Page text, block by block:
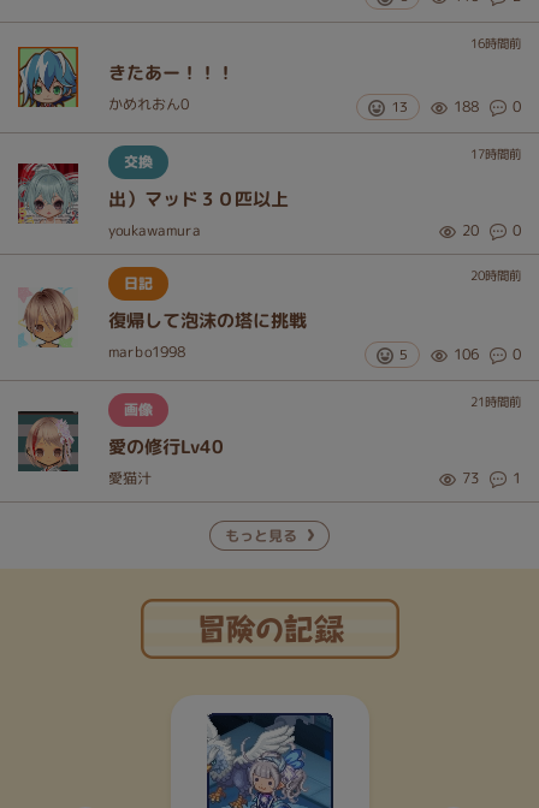
16時間前
きたあー！！！
かめれおん0 13 188 0
交換 17時間前
出）マッド３０匹以上
youkawamura 20 0
日記 20時間前
復帰して泡沫の塔に挑戦
marbo1998 5 106 0
画像 21時間前
愛の修行Lv40
愛猫汁 73 1
もっと見る